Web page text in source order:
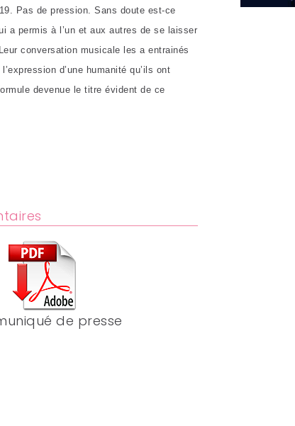
Pas de pression. Sans doute est-ce
a permis à l’un et aux autres de se laisser
conversation musicale les a entrainés
d’une humanité qu’ils ont
devenue le titre évident de ce
de presse